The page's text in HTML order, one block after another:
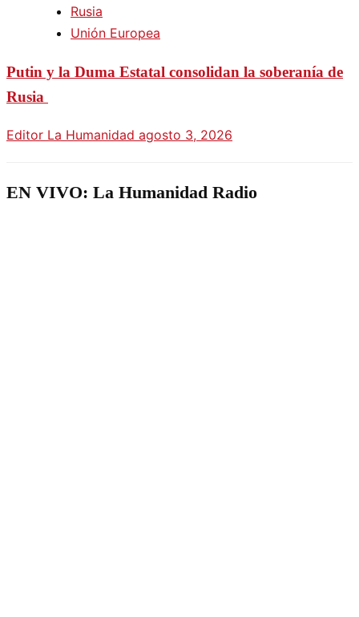
Rusia
Unión Europea
Putin y la Duma Estatal consolidan la soberanía de
Rusia
Editor La Humanidad agosto 3, 2026
EN VIVO: La Humanidad Radio